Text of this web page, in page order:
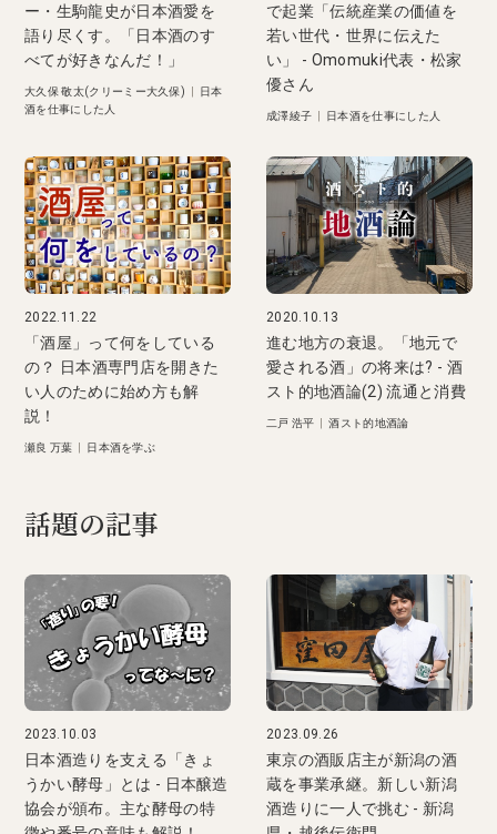
ー・生駒龍史が日本酒愛を
語り尽くす。「日本酒のす
べてが好きなんだ！」
大久保 敬太(クリーミー大久保)
日本
酒を仕事にした人
で起業「伝統産業の価値を
若い世代・世界に伝えた
い」 - Omomuki代表・松家
優さん
成澤綾子 日本酒を仕事にした人
2022.11.22
「酒屋」って何をしている
の？ 日本酒専門店を開きた
い人のために始め方も解
説！
瀬良 万葉 日本酒を学ぶ
2020.10.13
進む地方の衰退。「地元で
愛される酒」の将来は? - 酒
スト的地酒論(2) 流通と消費
二戸 浩平 |酒スト的地酒論
話題の記事
2023.10.03
日本酒造りを支える「きょ
うかい酵母」とは - 日本醸造
協会が頒布。主な酵母の特
2023.09.26
東京の酒販店主が新潟の酒
蔵を事業承継。新しい新潟
酒造りに一人で挑む - 新潟